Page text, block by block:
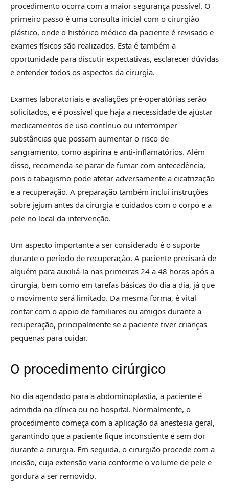
procedimento ocorra com a maior segurança possível. O
primeiro passo é uma consulta inicial com o cirurgião
plástico, onde o histórico médico da paciente é revisado e
exames físicos são realizados. Esta é também a
oportunidade para discutir expectativas, esclarecer dúvidas
e entender todos os aspectos da cirurgia.
Exames laboratoriais e avaliações pré-operatórias serão
solicitados, e é possível que haja a necessidade de ajustar
medicamentos de uso contínuo ou interromper
substâncias que possam aumentar o risco de
sangramento, como aspirina e anti-inflamatórios. Além
disso, recomenda-se parar de fumar com antecedência,
pois o tabagismo pode afetar adversamente a cicatrização
e a recuperação. A preparação também inclui instruções
sobre jejum antes da cirurgia e cuidados com o corpo e a
pele no local da intervenção.
Um aspecto importante a ser considerado é o suporte
durante o período de recuperação. A paciente precisará de
alguém para auxiliá-la nas primeiras 24 a 48 horas após a
cirurgia, bem como em tarefas básicas do dia a dia, já que
o movimento será limitado. Da mesma forma, é vital
contar com o apoio de familiares ou amigos durante a
recuperação, principalmente se a paciente tiver crianças
pequenas para cuidar.
O procedimento cirúrgico
No dia agendado para a abdominoplastia, a paciente é
admitida na clínica ou no hospital. Normalmente, o
procedimento começa com a aplicação da anestesia geral,
garantindo que a paciente fique inconsciente e sem dor
durante a cirurgia. Em seguida, o cirurgião procede com a
incisão, cuja extensão varia conforme o volume de pele e
gordura a ser removido.